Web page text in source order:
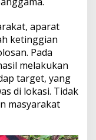
aparat
ketinggian
Pada
melakukan
target, yang
di lokasi. Tidak
masyarakat